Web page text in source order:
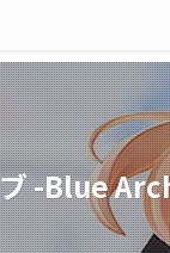
-Blue